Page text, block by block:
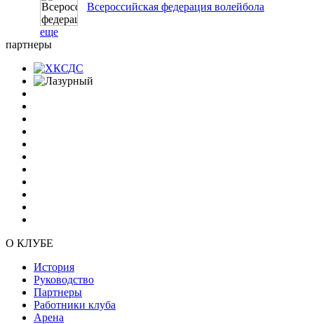
Всероссийская федерация волейбола
еще
партнеры
О КЛУБЕ
История
Руководство
Партнеры
Работники клуба
Арена